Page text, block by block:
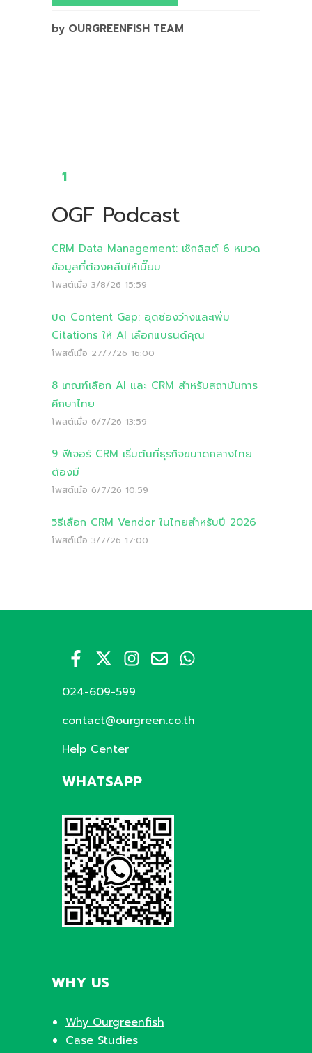
by OURGREENFISH TEAM
1
OGF Podcast
CRM Data Management: เช็กลิสต์ 6 หมวด
ข้อมูลที่ต้องคลีนให้เนี๊ยบ
โพสต์เมื่อ 3/8/26 15:59
ปิด Content Gap: อุดช่องว่างและเพิ่ม
Citations ให้ AI เลือกแบรนด์คุณ
โพสต์เมื่อ 27/7/26 16:00
8 เกณฑ์เลือก AI และ CRM สำหรับสถาบันการ
ศึกษาไทย
โพสต์เมื่อ 6/7/26 13:59
9 ฟีเจอร์ CRM เริ่มต้นที่ธุรกิจขนาดกลางไทย
ต้องมี
โพสต์เมื่อ 6/7/26 10:59
วิธีเลือก CRM Vendor ในไทยสำหรับปี 2026
โพสต์เมื่อ 3/7/26 17:00
024-609-599
contact@ourgreen.co.th
Help Center
WHATSAPP
WHY US
Why Ourgreenfish
Case Studies